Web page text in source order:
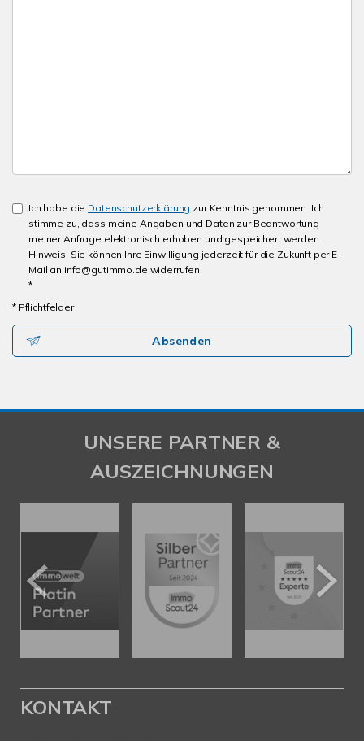
Ich habe die Datenschutzerklärung zur Kenntnis genommen. Ich
stimme zu, dass meine Angaben und Daten zur Beantwortung
meiner Anfrage elektronisch erhoben und gespeichert werden.
Hinweis: Sie können Ihre Einwilligung jederzeit für die Zukunft per E-
Mail an info@gutimmo.de widerrufen.
*
* Pflichtfelder
Absenden
UNSERE PARTNER &
AUSZEICHNUNGEN
KONTAKT